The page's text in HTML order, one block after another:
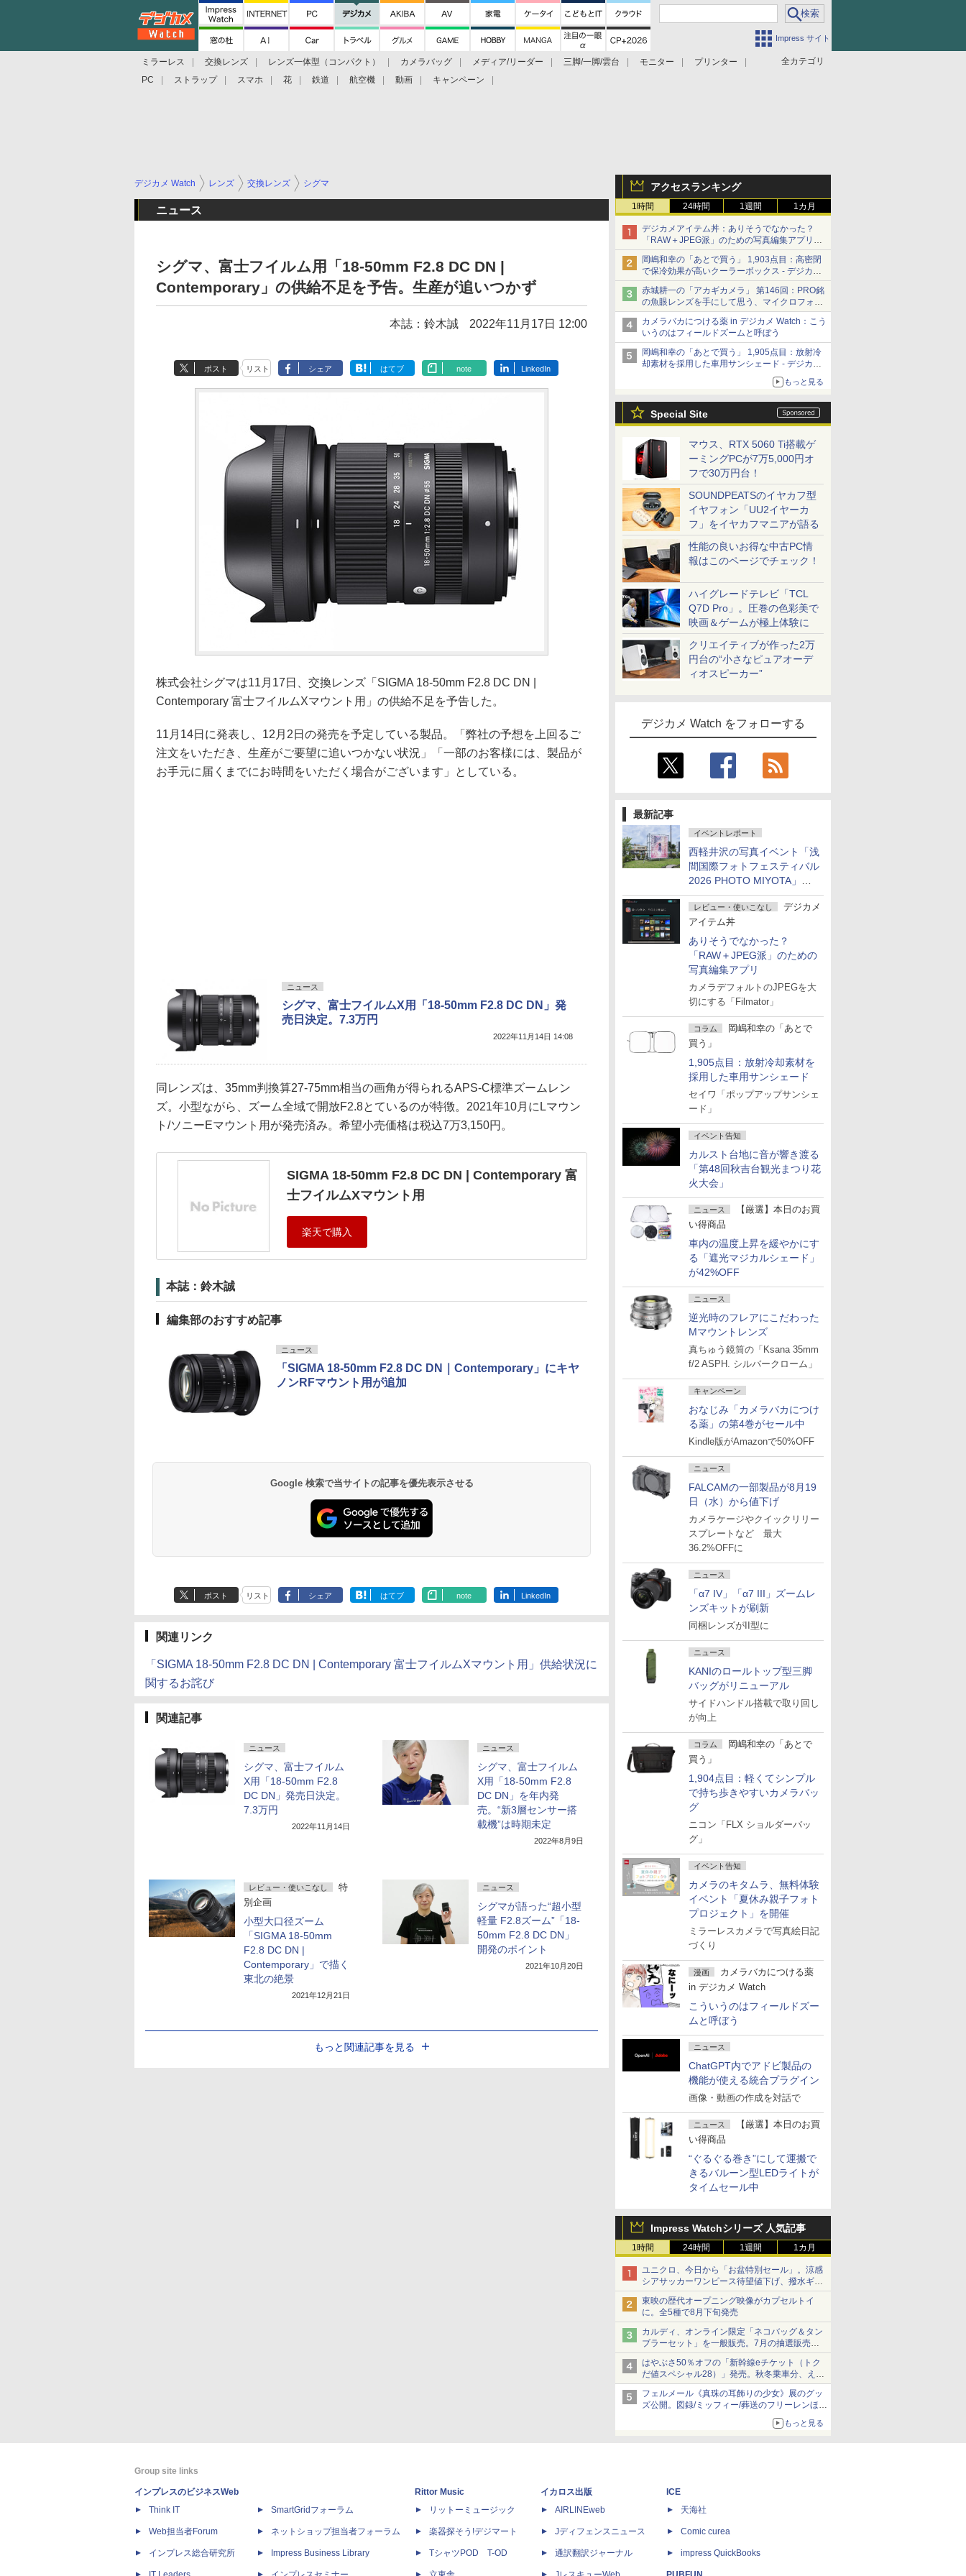
Impress サイト
全カテゴリ
ミラーレス 交換レンズ レンズ一体型（コンパクト） カメラバッグ メディア/リーダー 三脚/一脚/雲台 モニター
プリンター
PC
ストラップ スマホ 花 鉄道 航空機 動画 キャンペーン
アクセスランキング
1時間 24時間 1週間 1カ月
デジカメアイテム丼：ありそうでなかった？
「RAW＋JPEG派」のための写真編集アプリ
カメラデフォルトのJPEGを大切にする
「Filmator」
岡嶋和幸の「あとで買う」 1,903点目：高密閉
で保冷効果が高いクーラーボックス - デジカメ
Watch
赤城耕一の「アカギカメラ」 第146回：PRO銘
の魚眼レンズを手にして思う、マイクロフォー
サーズへの期待と可能性
カメラバカにつける薬 in デジカメ Watch：こう
いうのはフィールドズームと呼ぼう
岡嶋和幸の「あとで買う」 1,905点目：放射冷
却素材を採用した車用サンシェード - デジカメ
もっと見る
Special Site
マウス、RTX 5060 Ti搭載ゲ
ーミングPCが7万5,000円オ
フで30万円台！
SOUNDPEATSのイヤカフ型
イヤフォン「UU2イヤーカ
フ」をイヤカフマニアが語る
性能の良いお得な中古PC情
報はこのページでチェック！
ハイグレードテレビ「TCL
Q7D Pro」。圧巻の色彩美で
映画＆ゲームが極上体験に
クリエイティブが作った2万
円台の“小さなピュアオーデ
ィオスピーカー”
デジカメ Watch をフォローする
最新記事
イベントレポート
西軽井沢の写真イベント「浅
間国際フォトフェスティバル
2026 PHOTO MIYOTA」が
開幕
レビュー・使いこなし
デジカメ
アイテム丼
ありそうでなかった？
「RAW＋JPEG派」のための
写真編集アプリ
カメラデフォルトのJPEGを大
切にする「Filmator」
コラム
岡嶋和幸の「あとで
買う」
1,905点目：放射冷却素材を
採用した車用サンシェード
セイワ「ポップアップサンシェ
ード」
イベント告知
カルスト台地に音が響き渡る
「第48回秋吉台観光まつり花
火大会」
ニュース
【厳選】本日のお買
い得商品
車内の温度上昇を緩やかにす
る「遮光マジカルシェード」
が42%OFF
ニュース
逆光時のフレアにこだわった
Mマウントレンズ
真ちゅう鏡筒の「Ksana 35mm
f/2 ASPH. シルバークローム」
キャンペーン
おなじみ「カメラバカにつけ
る薬」の第4巻がセール中
Kindle版がAmazonで50%OFF
ニュース
FALCAMの一部製品が8月19
日（水）から値下げ
カメラケージやクイックリリー
スプレートなど 最大
36.2%OFFに
ニュース
「α7 IV」「α7 III」ズームレ
ンズキットが刷新
同梱レンズがII型に
ニュース
KANIのロールトップ型三脚
バッグがリニューアル
サイドハンドル搭載で取り回し
が向上
コラム
岡嶋和幸の「あとで
買う」
1,904点目：軽くてシンプル
で持ち歩きやすいカメラバッ
グ
ニコン「FLX ショルダーバッ
グ」
イベント告知
カメラのキタムラ、無料体験
イベント「夏休み親子フォト
プロジェクト」を開催
ミラーレスカメラで写真絵日記
づくり
漫画
カメラバカにつける薬
in デジカメ Watch
こういうのはフィールドズー
ムと呼ぼう
ニュース
ChatGPT内でアドビ製品の
機能が使える統合プラグイン
画像・動画の作成を対話で
ニュース
【厳選】本日のお買
い得商品
“ぐるぐる巻き”にして運搬で
きるバルーン型LEDライトが
タイムセール中
Impress Watchシリーズ 人気記事
1時間 24時間 1週間 1カ月
ユニクロ、今日から「お盆特別セール」。涼感
シアサッカーワンピース待望値下げ、撥水ギア
ショーツは1990円に
東映の歴代オープニング映像がカプセルトイ
に。全5種で8月下旬発売
カルディ、オンライン限定「ネコバッグ＆タン
ブラーセット」を一般販売。7月の抽選販売の
当選無効分
はやぶさ50％オフの「新幹線eチケット（トク
だ値スペシャル28）」発売。秋冬乗車分、えき
ねっと限定
フェルメール《真珠の耳飾りの少女》展のグッ
ズ公開。図録/ミッフィー/葬送のフリーレンほ
もっと見る
デジカメ Watch レンズ 交換レンズ シグマ
ニュース
シグマ、富士フイルム用「18-50mm F2.8 DC DN |
Contemporary」の供給不足を予告。生産が追いつかず
本誌：鈴木誠 2022年11月17日 12:00
ポスト リスト シェア はてブ note LinkedIn
株式会社シグマは11月17日、交換レンズ「SIGMA 18-50mm F2.8 DC DN |
Contemporary 富士フイルムXマウント用」の供給不足を予告した。
11月14日に発表し、12月2日の発売を予定している製品。「弊社の予想を上回るご
注文をいただき、生産がご要望に追いつかない状況」「一部のお客様には、製品が
お手元に届くまでにお時間をいただく場合がございます」としている。
ニュース
シグマ、富士フイルムX用「18-50mm F2.8 DC DN」発
売日決定。7.3万円
2022年11月14日 14:08
同レンズは、35mm判換算27-75mm相当の画角が得られるAPS-C標準ズームレン
ズ。小型ながら、ズーム全域で開放F2.8とているのが特徴。2021年10月にLマウン
ト/ソニーEマウント用が発売済み。希望小売価格は税込7万3,150円。
SIGMA 18-50mm F2.8 DC DN | Contemporary 富
士フイルムXマウント用
本誌：鈴木誠
編集部のおすすめ記事
ニュース
「SIGMA 18-50mm F2.8 DC DN｜Contemporary」にキヤ
ノンRFマウント用が追加
Google 検索で当サイトの記事を優先表示させる
ポスト リスト シェア はてブ note LinkedIn
関連リンク
「SIGMA 18-50mm F2.8 DC DN | Contemporary 富士フイルムXマウント用」供給状況に
関するお詫び
関連記事
ニュース
シグマ、富士フイルム
X用「18-50mm F2.8
DC DN」発売日決定。
7.3万円
2022年11月14日
ニュース
シグマ、富士フイルム
X用「18-50mm F2.8
DC DN」を年内発
売。“新3層センサー搭
載機”は時期未定
2022年8月9日
レビュー・使いこなし
特
別企画
小型大口径ズーム
「SIGMA 18-50mm
F2.8 DC DN |
Contemporary」で描く
東北の絶景
2021年12月21日
ニュース
シグマが語った“超小型
軽量 F2.8ズーム”「18-
50mm F2.8 DC DN」
開発のポイント
2021年10月20日
もっと関連記事を見る
Group site links
インプレスのビジネスWeb
Think IT
Web担当者Forum
インプレス総合研究所
SmartGridフォーラム
ネットショップ担当者フォーラム
Impress Business Library
Rittor Music
リットーミュージック
楽器探そう!デジマート
TシャツPOD T-OD
イカロス出版
AIRLINEweb
Jディフェンスニュース
通訳翻訳ジャーナル
ICE
天海社
Comic curea
impress QuickBooks